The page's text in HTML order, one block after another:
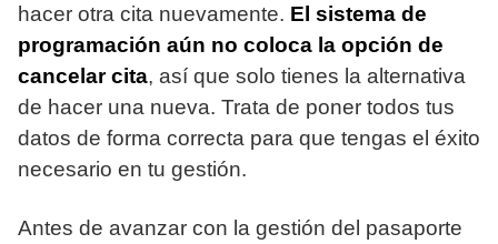
hacer otra cita nuevamente. El sistema de
programación aún no coloca la opción de
cancelar cita, así que solo tienes la alternativa
de hacer una nueva. Trata de poner todos tus
datos de forma correcta para que tengas el éxito
necesario en tu gestión.
Antes de avanzar con la gestión del pasaporte